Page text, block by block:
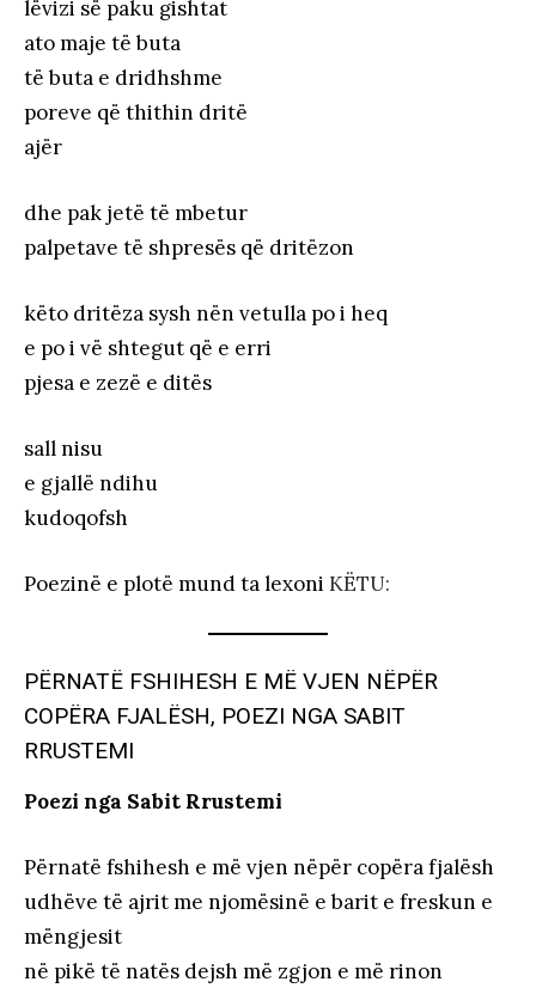
lëvizi së paku gishtat
ato maje të buta
të buta e dridhshme
poreve që thithin dritë
ajër
dhe pak jetë të mbetur
palpetave të shpresës që dritëzon
këto dritëza sysh nën vetulla po i heq
e po i vë shtegut që e erri
pjesa e zezë e ditës
sall nisu
e gjallë ndihu
kudoqofsh
Poezinë e plotë mund ta lexoni KËTU:
PËRNATË FSHIHESH E MË VJEN NËPËR
COPËRA FJALËSH, POEZI NGA SABIT
RRUSTEMI
Poezi nga Sabit Rrustemi
Përnatë fshihesh e më vjen nëpër copëra fjalësh
udhëve të ajrit me njomësinë e barit e freskun e
mëngjesit
në pikë të natës dejsh më zgjon e më rinon